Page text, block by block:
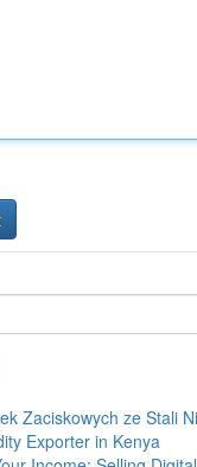
Zaciskowych ze Stali
Exporter in Kenya